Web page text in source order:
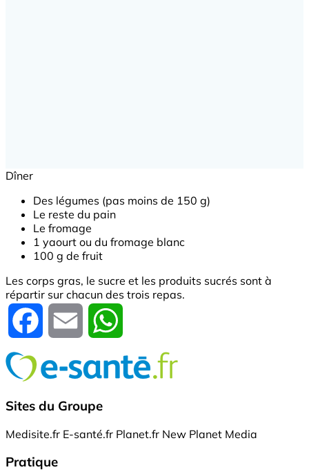
Dîner
Des légumes (pas moins de 150 g)
Le reste du pain
Le fromage
1 yaourt ou du fromage blanc
100 g de fruit
Les corps gras, le sucre et les produits sucrés sont à
répartir sur chacun des trois repas.
Facebook Email
Sites du Groupe
Medisite.fr E-santé.fr Planet.fr New Planet Media
Pratique